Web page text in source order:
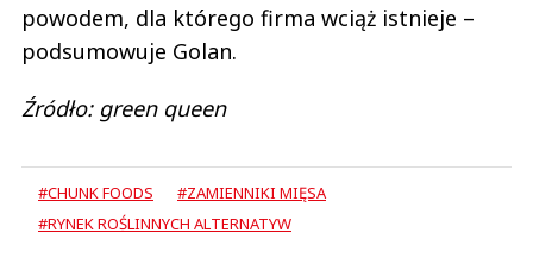
powodem, dla którego firma wciąż istnieje –
podsumowuje Golan.
Źródło: green queen
#CHUNK FOODS
#ZAMIENNIKI MIĘSA
#RYNEK ROŚLINNYCH ALTERNATYW